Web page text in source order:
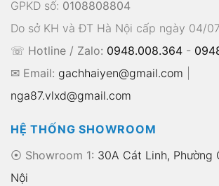
GPKD số: 0108808804
Do sở KH và ĐT Hà Nội cấp ngày 04/
☏ Hotline / Zalo: 0948.008.364 -
✉ Email: gachhaiyen@gmail.com
nga87.vlxd@gmail.com
HỆ THỐNG SHOWROOM
⦿ Showroom 1: 30A Cát Linh, Phường
Nội